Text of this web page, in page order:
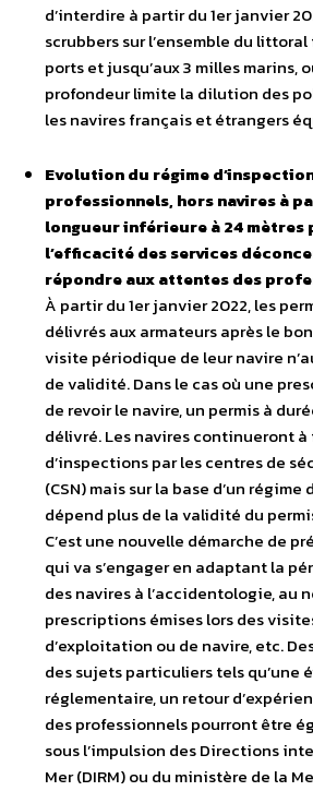
d’interdire à partir du 1er janvier
scrubbers sur l’ensemble du
ports et jusqu’aux 3 milles marins,
profondeur limite la dilution des
les navires français et étrangers
Evolution du régime
professionnels, hors navires à
longueur inférieure à 24 mètres
l’efficacité des services
répondre aux attentes des
À partir du 1er janvier 2022, les
délivrés aux armateurs après le
visite périodique de leur navire
de validité. Dans le cas où une
de revoir le navire, un permis à
délivré. Les navires continueront à
d’inspections par les centres de
(CSN) mais sur la base d’un
dépend plus de la validité du
C’est une nouvelle démarche de
qui va s’engager en adaptant la
des navires à l’accidentologie, au
prescriptions émises lors des
d’exploitation ou de navire, etc.
des sujets particuliers tels qu’une
réglementaire, un retour
des professionnels pourront être
sous l’impulsion des Directions
Mer (DIRM) ou du ministère de la